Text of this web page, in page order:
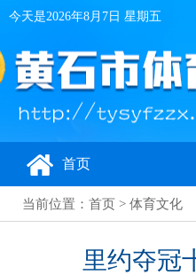
今天是2026年8月7日 星期五
首页
当前位置： 首页 > 体育文化
里约夺冠